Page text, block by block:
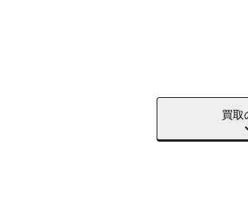
買取